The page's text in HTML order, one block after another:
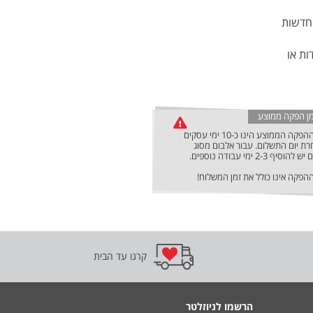
חדשות
או
הפקה ממוצע
זמן ההפקה הממוצע הינו כ-10 ימי עסקים
יום התשלום. עבור אלבום מסוג
2-3 ימי עבודה נוספים.
אינו כולל את זמן המשלוח!
קרגו עד הבית
הרשמו לניוזלטר